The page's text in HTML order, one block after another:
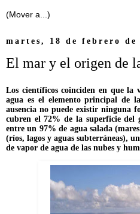
martes, 18 de febrero de
El mar y el origen de
Los científicos coinciden en que
agua es el elemento principal de
ausencia no puede existir ninguna
cubren el 72% de la superficie del
entre un 97% de agua salada
(ríos, lagos y aguas subterráneas),
de vapor de agua de las nubes y